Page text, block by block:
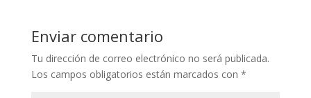
Enviar comentario
Tu dirección de correo electrónico no será publicada.
Los campos obligatorios están marcados con *